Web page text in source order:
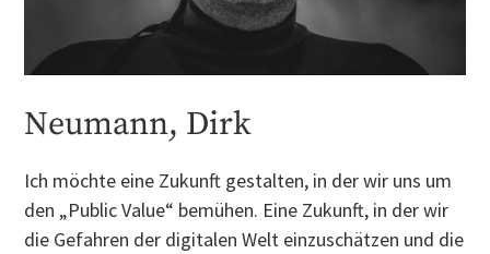
Neumann, Dirk
Ich möchte eine Zukunft gestalten, in der wir uns um
den „Public Value“ bemühen. Eine Zukunft, in der wir
die Gefahren der digitalen Welt einzuschätzen und die